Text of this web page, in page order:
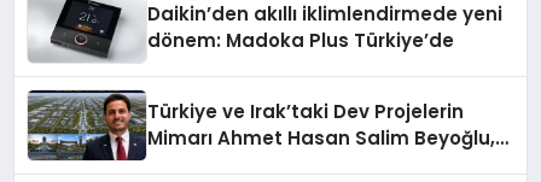
Daikin’den akıllı iklimlendirmede yeni
dönem: Madoka Plus Türkiye’de
Türkiye ve Irak’taki Dev Projelerin
Mimarı Ahmet Hasan Salim Beyoğlu,